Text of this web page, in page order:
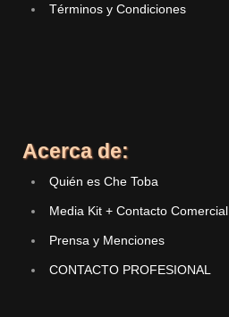
Términos y Condiciones
Acerca de:
Quién es Che Toba
Media Kit + Contacto Comercial
Prensa y Menciones
CONTACTO PROFESIONAL